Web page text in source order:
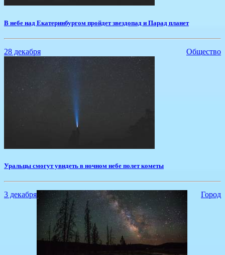
В небе над Екатеринбургом пройдет звездопад и Парад планет
28 декабря Общество
Уральцы смогут увидеть в ночном небе полет кометы
3 декабря Город